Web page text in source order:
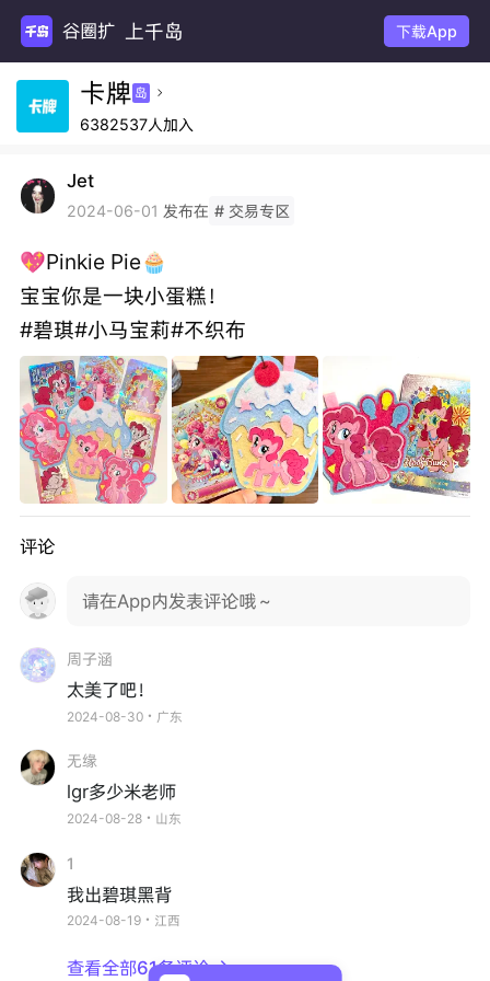
谷圈扩 上千岛 下载App
卡牌 岛 
6382537人加入
Jet
2024-06-01 发布在 # 交易专区
💖Pinkie Pie🧁
宝宝你是一块小蛋糕！
#碧琪#小马宝莉#不织布
评论
请在App内发表评论哦～
周子涵
太美了吧！
2024-08-30・广东
无缘
lgr多少米老师
2024-08-28・山东
1
我出碧琪黑背
2024-08-19・江西
查看全部61条评论 